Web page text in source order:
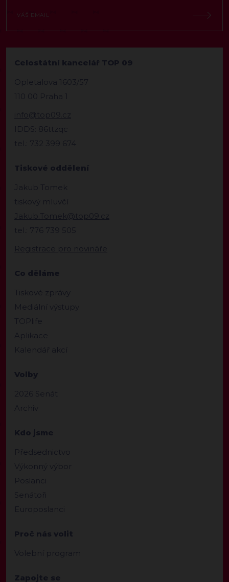
Celostátní kancelář TOP 09
Opletalova 1603/57
110 00 Praha 1
info@top09.cz
IDDS: 86ttzqc
tel.: 732 399 674
Tiskové oddělení
Jakub Tomek
tiskový mluvčí
Jakub.Tomek@top09.cz
tel.: 776 739 505
Registrace pro novináře
Co děláme
Tiskové zprávy
Mediální výstupy
TOPlife
Aplikace
Kalendář akcí
Volby
2026 Senát
Archiv
Kdo jsme
Předsednictvo
Výkonný výbor
Poslanci
Senátoři
Europoslanci
Proč nás volit
Volební program
Zapojte se